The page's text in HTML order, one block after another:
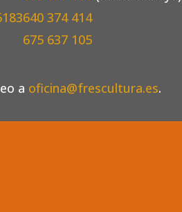
640 374 414
675 637 105
a oficina@frescultura.es.